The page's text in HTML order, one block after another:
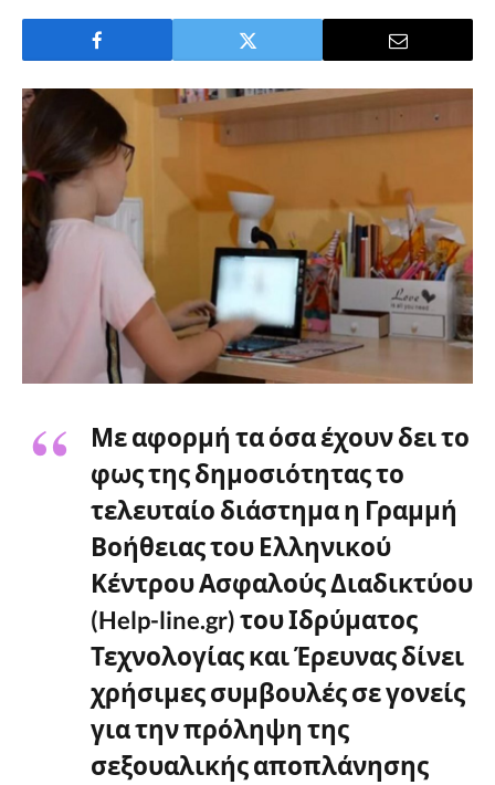
Με αφορμή τα όσα έχουν δει το
φως της δημοσιότητας το
τελευταίο διάστημα η Γραμμή
Βοήθειας του Ελληνικού
Κέντρου Ασφαλούς Διαδικτύου
(Help-line.gr) του Ιδρύματος
Τεχνολογίας και Έρευνας δίνει
χρήσιμες συμβουλές σε γονείς
για την πρόληψη της
σεξουαλικής αποπλάνησης